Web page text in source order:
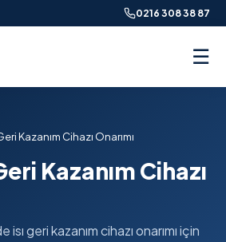
0216 308 38 87
☰
Kazanım Cihazı Onarımı
Kazanım Cihazı
geri kazanım cihazı onarımı için